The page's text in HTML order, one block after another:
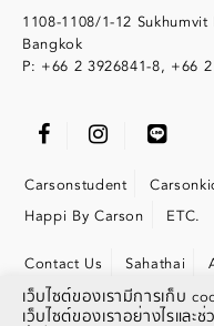
1108-1108/1-12
Bangkok
P: +66 2 3926841-8, +66
Carsonstudent
Happi By Carson
ETC.
Contact Us Sahathai
เว็บไซต์ของเรามีการเก็บ
เว็บไซต์ของเราอย่างไรและ